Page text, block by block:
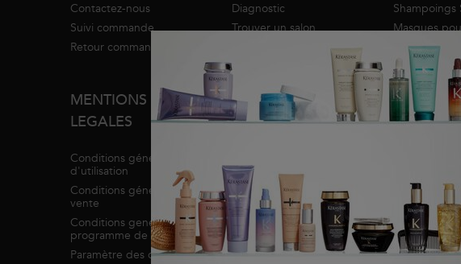
Contactez-nous
Suivi commande
Retour commande
MENTIONS
LEGALES
Conditions générales
d'utilisation
Conditions générales de
vente
Conditions generales du
programme de fidelité
Paramètre des cookies
Diagnostic
Trouver un salon
Espace sourds et
WhatsApp
Espace Professionnel
Plan du site
A propos de Kérastase
Engagement RSE
Shampoings
Masques
Gloss pour
Huiles et
cheveux
Après-
Coffrets
NOS
Offres du